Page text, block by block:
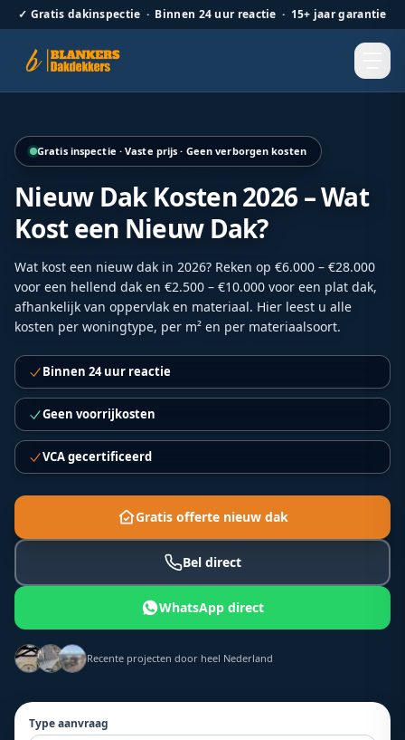
✓ Gratis dakinspectie · Binnen 24 uur reactie · 15+ jaar garantie
Gratis inspectie · Vaste prijs · Geen verborgen kosten
Nieuw Dak Kosten 2026 – Wat
Kost een Nieuw Dak?
Wat kost een nieuw dak in 2026? Reken op €6.000 – €28.000
voor een hellend dak en €2.500 – €10.000 voor een plat dak,
afhankelijk van oppervlak en materiaal. Hier leest u alle
kosten per woningtype, per m² en per materiaalsoort.
Binnen 24 uur reactie
Geen voorrijkosten
VCA gecertificeerd
Gratis offerte nieuw dak
Bel direct
WhatsApp direct
Recente projecten door heel Nederland
Type aanvraag